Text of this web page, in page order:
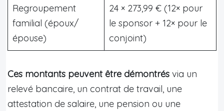
Regroupement
familial (époux/
épouse)
24 × 273,99 € (12× pour
le sponsor + 12× pour le
conjoint)
Ces montants peuvent être démontrés via un
relevé bancaire, un contrat de travail, une
attestation de salaire, une pension ou une